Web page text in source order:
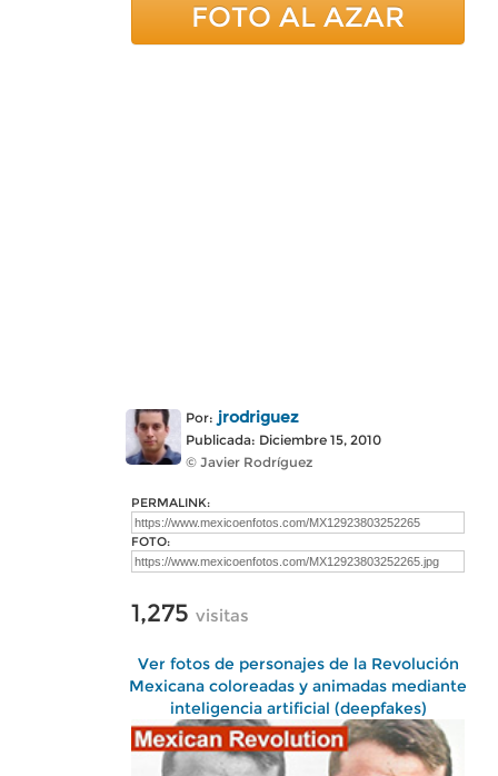
FOTO AL AZAR
Por: jrodriguez
Publicada: Diciembre 15, 2010
© Javier Rodríguez
PERMALINK:
FOTO:
1,275 visitas
Ver fotos de personajes de la Revolución
Mexicana coloreadas y animadas mediante
inteligencia artificial (deepfakes)